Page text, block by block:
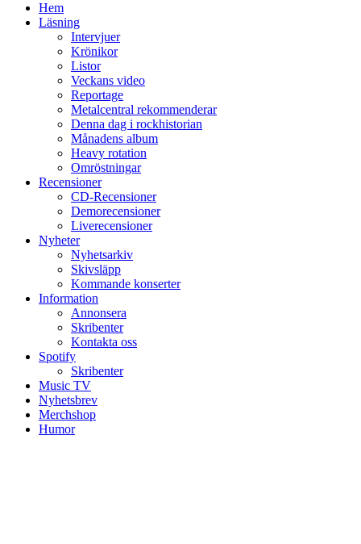
Hem
Läsning
Intervjuer
Krönikor
Listor
Veckans video
Reportage
Metalcentral rekommenderar
Denna dag i rockhistorian
Månadens album
Heavy rotation
Omröstningar
Recensioner
CD-Recensioner
Demorecensioner
Liverecensioner
Nyheter
Nyhetsarkiv
Skivsläpp
Kommande konserter
Information
Annonsera
Skribenter
Kontakta oss
Spotify
Skribenter
Music TV
Nyhetsbrev
Merchshop
Humor